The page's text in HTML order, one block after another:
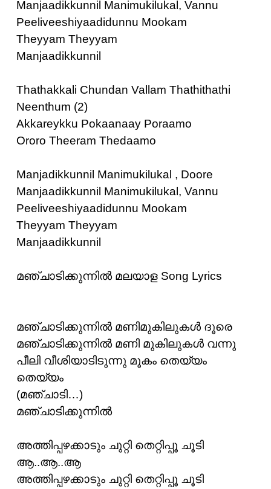
Manjaadikkunnil Manimukilukal, Vannu
Peeliveeshiyaadidunnu Mookam
Theyyam Theyyam
Manjaadikkunnil
Thathakkali Chundan Vallam Thathithathi
Neenthum (2)
Akkareykku Pokaanaay Poraamo
Ororo Theeram Thedaamo
Manjadikkunnil Manimukilukal , Doore
Manjaadikkunnil Manimukilukal, Vannu
Peeliveeshiyaadidunnu Mookam
Theyyam Theyyam
Manjaadikkunnil
മഞ്ചാടിക്കുന്നിൽ മലയാള Song Lyrics
മഞ്ചാടിക്കുന്നിൽ മണിമുകിലുകൾ ദൂരെ
മഞ്ചാടിക്കുന്നിൽ മണി മുകിലുകൾ വന്നു
പീലി വീശിയാടിടുന്നു മൂകം തെയ്യം
തെയ്യം
(മഞ്ചാടി…)
മഞ്ചാടിക്കുന്നിൽ
അത്തിപ്പഴക്കാടും ചുറ്റി തെറ്റിപ്പൂ ചൂടി
ആ..ആ..ആ
അത്തിപ്പഴക്കാടും ചുറ്റി തെറ്റിപ്പൂ ചൂടി